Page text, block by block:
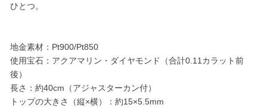
ひとつ。
地金素材：Pt900/Pt850
使用宝石：アクアマリン・ダイヤモンド（合計0.11カラット前
後）
長さ：約40cm（アジャスターカン付）
トップの大きさ（縦×横）：約15×5.5mm